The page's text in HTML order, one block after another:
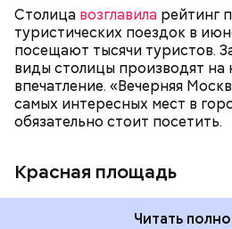
Столица возглавила рейтинг
туристических поездок в
посещают тысячи туристов.
виды столицы производят на
впечатление. «Вечерняя
самых интересных мест в
обязательно стоит посетить.
Красная площадь
Читать
«Занимайте обе стороны
занимает! И из-за этого
очередь. И если
огромному эскалатору
поделился Андрей, 19 лет.